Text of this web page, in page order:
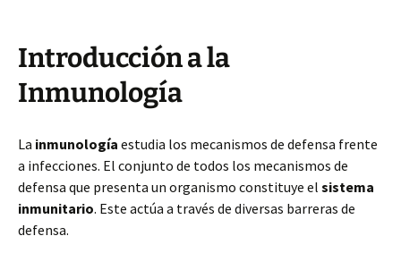
Introducción a la
Inmunología
La inmunología estudia los mecanismos de defensa frente
a infecciones. El conjunto de todos los mecanismos de
defensa que presenta un organismo constituye el sistema
inmunitario. Este actúa a través de diversas barreras de
defensa.